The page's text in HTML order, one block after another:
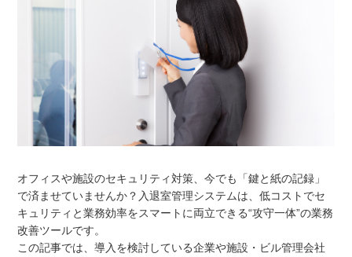
オフィスや施設のセキュリティ対策、今でも「鍵と紙の記録」
で済ませていませんか？入退室管理システムは、低コストでセ
キュリティと業務効率をスマートに両立できる“攻守一体”の業務
改善ツールです。
この記事では、導入を検討している企業や施設・ビル管理会社